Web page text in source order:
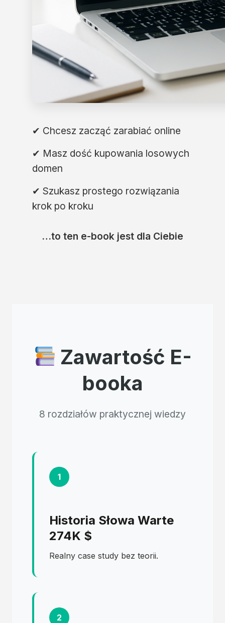
✔ Chcesz zacząć zarabiać online
✔ Masz dość kupowania losowych
domen
✔ Szukasz prostego rozwiązania
krok po kroku
…to ten e-book jest dla Ciebie
Zawartość E-
booka
8 rozdziałów praktycznej wiedzy
1
Historia Słowa Warte
274K $
Realny case study bez teorii.
2